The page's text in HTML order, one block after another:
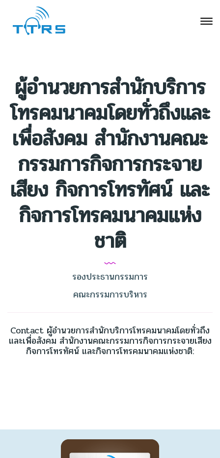
ผู้อำนวยการสำนักบริการ
โทรคมนาคมโดยทั่วถึงและ
เพื่อสังคม สำนักงานคณะ
กรรมการกิจการกระจาย
เสียง กิจการโทรทัศน์ และ
กิจการโทรคมนาคมแห่ง
ชาติ
รองประธานกรรมการ
คณะกรรมการบริหาร
Contact ผู้อำนวยการสำนักบริการโทรคมนาคมโดยทั่วถึง
และเพื่อสังคม สำนักงานคณะกรรมการกิจการกระจายเสียง
กิจการโทรทัศน์ และกิจการโทรคมนาคมแห่งชาติ: